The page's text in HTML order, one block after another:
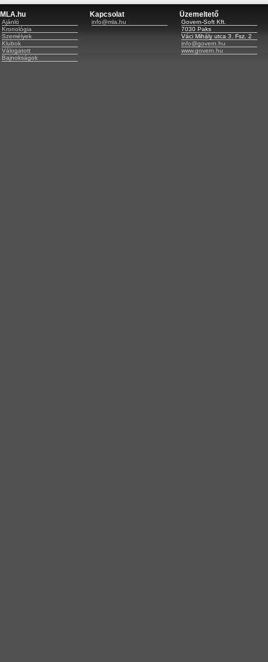
MLA.hu
Ajánló
Kronológia
Személyek
Klubok
Válogatott
Bajnokságok
Kapcsolat
info@mla.hu
Üzemeltető
Govern-Soft Kft.
7030 Paks
Váci Mihály utca 3. Fsz. 2
info@govern.hu
www.govern.hu